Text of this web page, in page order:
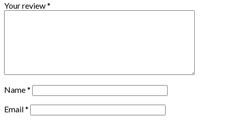
Your review*
Name*
Email*